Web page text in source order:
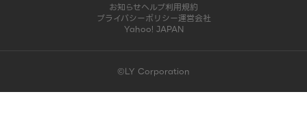
お知らせヘルプ利用規約
プライバシーポリシー運営会社
Yahoo! JAPAN
©LY Corporation
このコンテンツは掲載が終了しました | LINE占い